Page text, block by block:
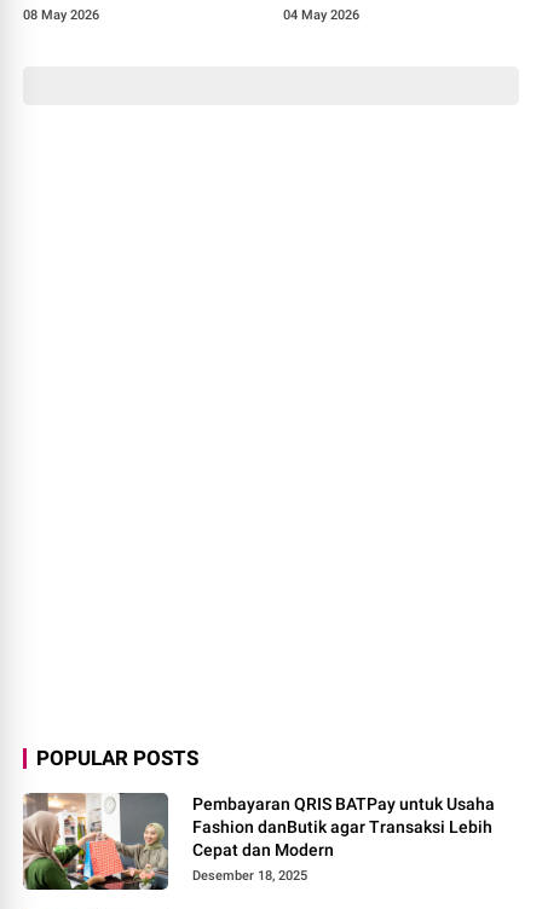
08 May 2026
Perusahaan
04 May 2026
POPULAR POSTS
Pembayaran QRIS BATPay untuk Usaha
Fashion danButik agar Transaksi Lebih
Cepat dan Modern
Desember 18, 2025